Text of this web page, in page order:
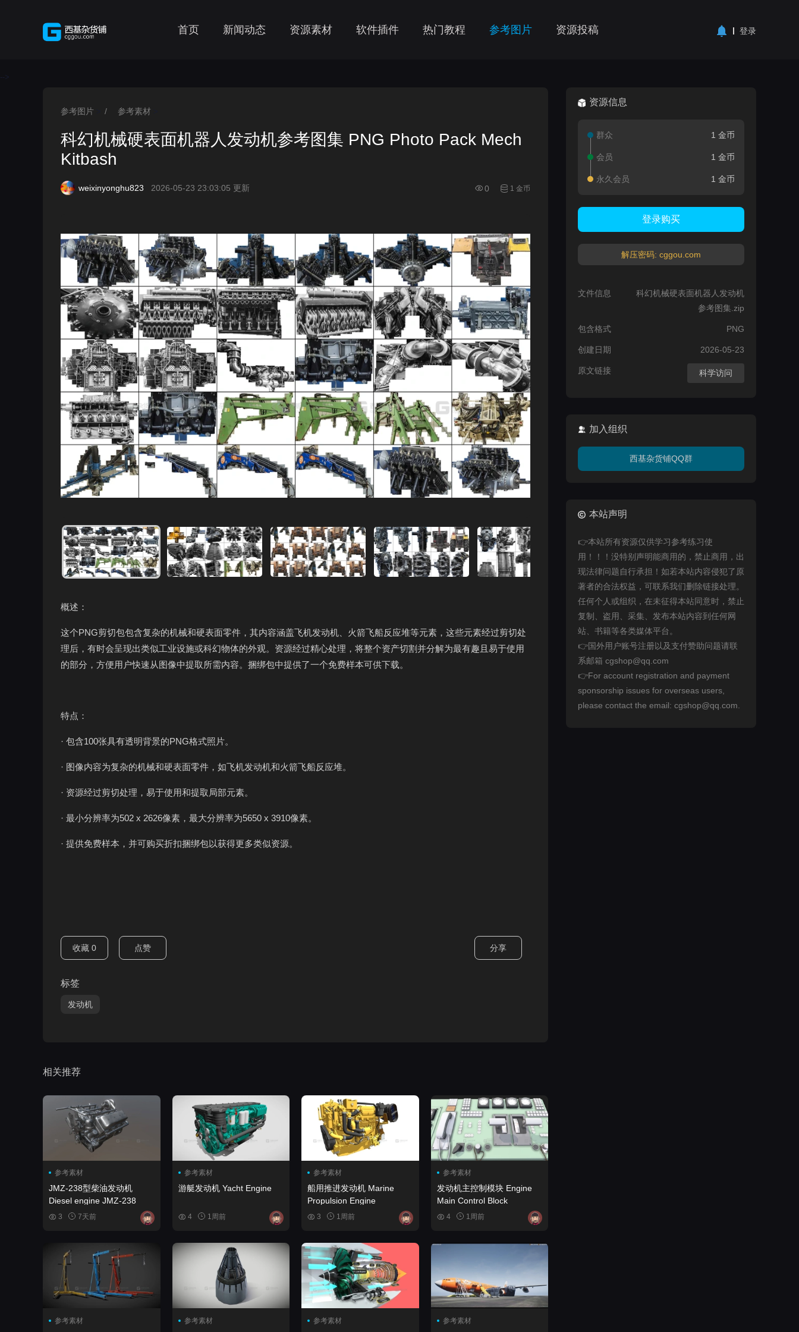
首页 新闻动态 资源素材 软件插件 热门教程 参考图片 资源投稿 登录
-->
参考图片 / 参考素材
科幻机械硬表面机器人发动机参考图集 PNG Photo Pack Mech
Kitbash
weixinyonghu823 2026-05-23 23:03:05 更新 0 1 金币
概述：
这个PNG剪切包包含复杂的机械和硬表面零件，其内容涵盖飞机发动机、火箭飞船反应堆等元素，这些元素经过剪切处
理后，有时会呈现出类似工业设施或科幻物体的外观。资源经过精心处理，将整个资产切割并分解为最有趣且易于使用
的部分，方便用户快速从图像中提取所需内容。捆绑包中提供了一个免费样本可供下载。
特点：
· 包含100张具有透明背景的PNG格式照片。
· 图像内容为复杂的机械和硬表面零件，如飞机发动机和火箭飞船反应堆。
· 资源经过剪切处理，易于使用和提取局部元素。
· 最小分辨率为502 x 2626像素，最大分辨率为5650 x 3910像素。
· 提供免费样本，并可购买折扣捆绑包以获得更多类似资源。
收藏 0 点赞 分享
标签
发动机
相关推荐
参考素材
JMZ-238型柴油发动机
Diesel engine JMZ-238
3 7天前
参考素材
游艇发动机 Yacht Engine
4 1周前
参考素材
船用推进发动机 Marine
Propulsion Engine
3 1周前
参考素材
发动机主控制模块 Engine
Main Control Block
4 1周前
参考素材 参考素材 参考素材 参考素材
资源信息
群众 1 金币
会员 1 金币
永久会员 1 金币
登录购买
解压密码: cggou.com
文件信息
科幻机械硬表面机器人发动机
参考图集.zip
包含格式 PNG
创建日期 2026-05-23
原文链接 科学访问
加入组织
西基杂货铺QQ群
本站声明
👉本站所有资源仅供学习参考练习使
用！！！没特别声明能商用的，禁止商用，出
现法律问题自行承担！如若本站内容侵犯了原
著者的合法权益，可联系我们删除链接处理。
任何个人或组织，在未征得本站同意时，禁止
复制、盗用、采集、发布本站内容到任何网
站、书籍等各类媒体平台。
👉国外用户账号注册以及支付赞助问题请联
系邮箱 cgshop@qq.com
👉For account registration and payment
sponsorship issues for overseas users,
please contact the email: cgshop@qq.com.